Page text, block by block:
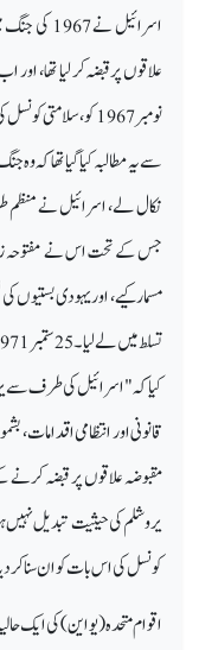
اسرائیل
نومبر 1967 کو،
سے یہ مطالبہ کیا گیا تھا کہ
نکال لے، اسرائیل نے منظم
جس کے تحت اس نے مفتوحہ
مسمار کیے، اور یہودی بستیوں
تسلط میں لے لیا۔ 25 ستمبر 1971 کو سکیورٹی کونسل (
کیا کہ "اسرائیل کی طرف سے
قانونی اور انتظامی اقدامات،
مقبوضہ علاقوں پر قبضہ
یروشلم کی حیثیت تبدیل نہیں
کونسل کی اس بات کو ان سنا کر
اقوام متحدہ (یو این) کی ایک